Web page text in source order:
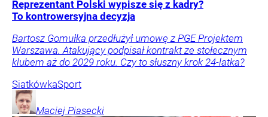
Reprezentant Polski wypisze się z kadry?
To kontrowersyjna decyzja
Bartosz Gomułka przedłużył umowę z PGE Projektem
Warszawa. Atakujący podpisał kontrakt ze stołecznym
klubem aż do 2029 roku. Czy to słuszny krok 24-latka?
SiatkówkaSport
Maciej Piasecki